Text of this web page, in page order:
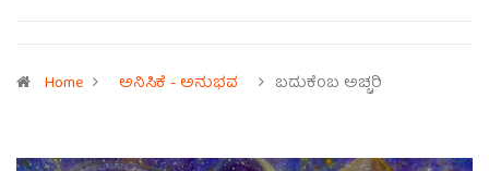
Home ಅನಿಸಿಕೆ - ಅನುಭವ ಬದುಕೆಂಬ ಅಚ್ಚರಿ